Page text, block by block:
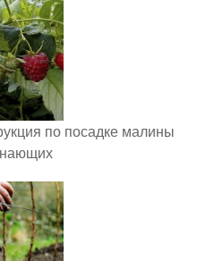
по посадке малины